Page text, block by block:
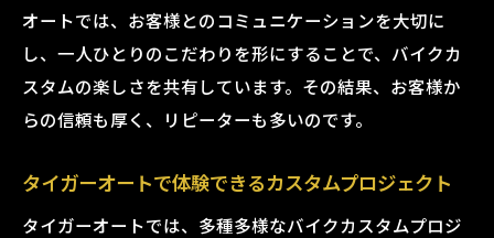
オートでは、お客様とのコミュニケーションを大切に
し、一人ひとりのこだわりを形にすることで、バイクカ
スタムの楽しさを共有しています。その結果、お客様か
らの信頼も厚く、リピーターも多いのです。
タイガーオートで体験できるカスタムプロジェクト
タイガーオートでは、多種多様なバイクカスタムプロジ